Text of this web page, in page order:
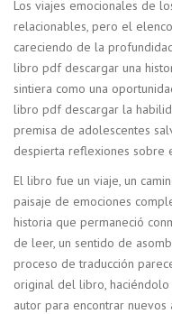
Los viajes emocionales de
relacionables, pero el
careciendo de la
libro pdf descargar una
sintiera como una
libro pdf descargar la
premisa de adolescentes
despierta reflexiones sobre
El libro fue un viaje, un
paisaje de emociones
historia que permaneció
de leer, un sentido de
proceso de traducción
original del libro,
autor para encontrar